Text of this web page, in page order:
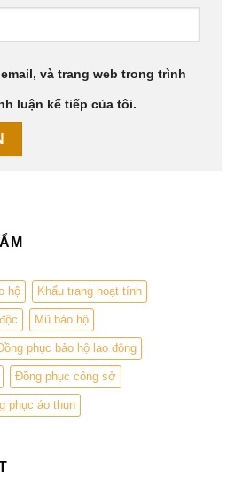
hộ Khẩu trang hoạt tính
Mũ bảo hộ
phục bảo hộ lao động
Đồng phục công sở
phục áo thun
và trang web trong trình
luận kế tiếp của tôi.